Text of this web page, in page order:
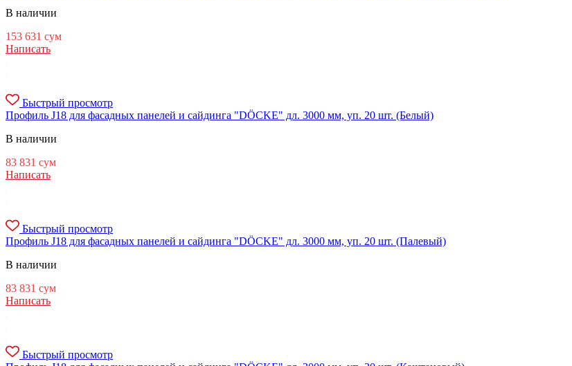
В наличии
153 631 сум
Написать
Быстрый просмотр
Профиль J18 для фасадных панелей и сайдинга "DÖCKE" дл. 3000 мм, уп. 20 шт. (Белый)
В наличии
83 831 сум
Написать
Быстрый просмотр
Профиль J18 для фасадных панелей и сайдинга "DÖCKE" дл. 3000 мм, уп. 20 шт. (Палевый)
В наличии
83 831 сум
Написать
Быстрый просмотр